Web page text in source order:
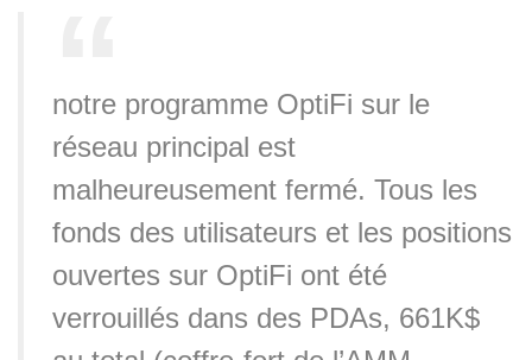
notre programme OptiFi sur le
réseau principal est
malheureusement fermé. Tous les
fonds des utilisateurs et les positions
ouvertes sur OptiFi ont été
verrouillés dans des PDAs, 661K$